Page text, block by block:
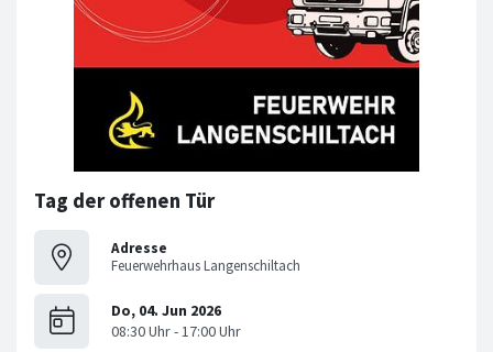
Tag der offenen Tür
Adresse
Feuerwehrhaus Langenschiltach